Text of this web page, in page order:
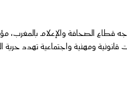
قطاع الصحافة والإعلام
قانونية ومهنية واجتماعية تهدد حرية